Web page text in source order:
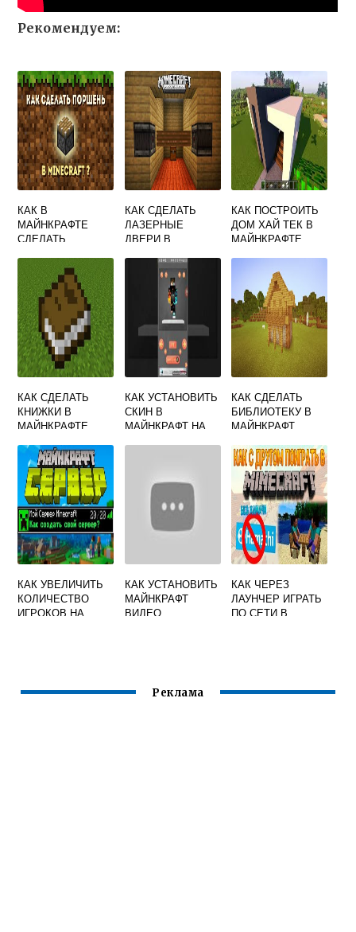
Рекомендуем:
КАК В
МАЙНКРАФТЕ
СДЕЛАТЬ
КАК СДЕЛАТЬ
ЛАЗЕРНЫЕ
ДВЕРИ В
КАК ПОСТРОИТЬ
ДОМ ХАЙ ТЕК В
МАЙНКРАФТЕ
ДМИТРИЙ
КАК СДЕЛАТЬ
КНИЖКИ В
МАЙНКРАФТЕ
КАК УСТАНОВИТЬ
СКИН В
МАЙНКРАФТ НА
КАК СДЕЛАТЬ
БИБЛИОТЕКУ В
МАЙНКРАФТ
КАК УВЕЛИЧИТЬ
КОЛИЧЕСТВО
ИГРОКОВ НА
КАК УСТАНОВИТЬ
МАЙНКРАФТ
ВИДЕО
КАК ЧЕРЕЗ
ЛАУНЧЕР ИГРАТЬ
ПО СЕТИ В
Реклама